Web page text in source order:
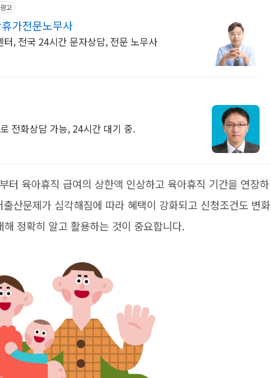
광고
가전문노무사
, 전국 24시간 문자상담, 전문 노무사
전화상담 가능, 24시간 대기 중.
터 육아휴직 급여의 상한액 인상하고 육아휴직 기간을 연장하
산문제가 심각해짐에 따라 혜택이 강화되고 신청조건도 변화
정확히 알고 활용하는 것이 중요합니다.